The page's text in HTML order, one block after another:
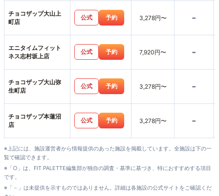
チョコザップ大山上
町店
公式 予約 3,278円〜 -
エニタイムフィット
ネス志村坂上店
公式 予約 7,920円〜 -
チョコザップ大山弥
生町店
公式 予約 3,278円〜 -
チョコザップ本蓮沼
店
公式 予約 3,278円〜 -
※上記には、施設運営者から情報提供のあった施設を掲載しています。全施設は下の一
覧で確認できます。
※「○」は、FIT PALETTE編集部が独自の調査・基準に基づき、特におすすめする項目
です。
※「－」は未提供を示すものではありません。詳細は各施設の公式サイトをご確認くだ